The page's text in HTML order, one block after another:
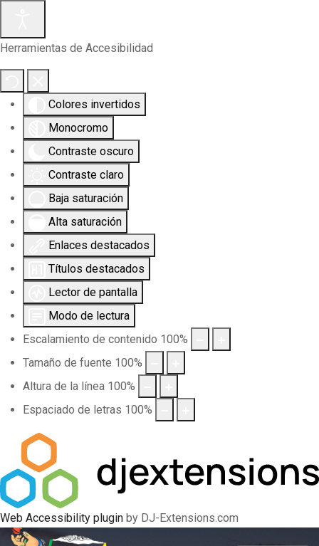
Herramientas de Accesibilidad
Colores invertidos
Monocromo
Contraste oscuro
Contraste claro
Baja saturación
Alta saturación
Enlaces destacados
Títulos destacados
Lector de pantalla
Modo de lectura
Escalamiento de contenido 100%
Tamaño de fuente 100%
Altura de la línea 100%
Espaciado de letras 100%
Web Accessibility plugin by DJ-Extensions.com